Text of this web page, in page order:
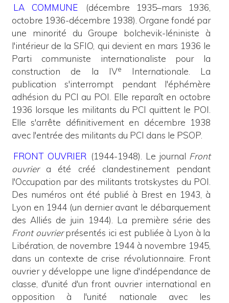
LA COMMUNE
(décembre 1935–mars 1936,
octobre 1936-décembre 1938). Organe fondé par
une minorité du Groupe bolchevik-léniniste à
l'intérieur de la SFIO, qui devient en mars 1936 le
Parti communiste internationaliste pour la
construction de la IVe Internationale. La
publication s'interrompt pendant l'éphémère
adhésion du PCI au POI. Elle reparaît en octobre
1936 lorsque les militants du PCI quittent le POI.
Elle s'arrête définitivement en décembre 1938
avec l'entrée des militants du PCI dans le PSOP.
FRONT OUVRIER (1944-1948). Le journal Front
ouvriera été créé clandestinement pendant
l'Occupation par des militants trotskystes du POI.
Des numéros ont été publié à Brest en 1943, à
Lyon en 1944 (un dernier avant le débarquement
des Alliés de juin 1944). La première série des
Front ouvrierprésentés ici est publiée à Lyon à la
Libération, de novembre 1944 à novembre 1945,
dans un contexte de crise révolutionnaire. Front
ouvrier y développe une ligne d'indépendance de
classe, d'unité d'un front ouvrier international en
opposition à l'unité nationale avec les